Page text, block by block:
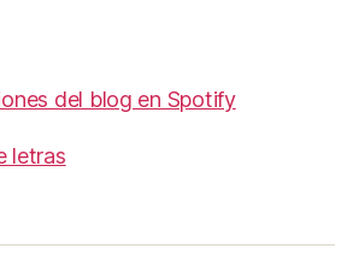
del blog en Spotify
letras